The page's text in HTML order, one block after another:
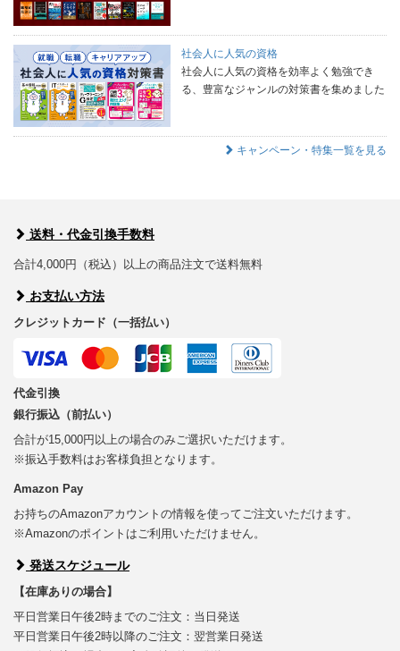
社会人に人気の資格
社会人に人気の資格を効率よく勉強でき
る、豊富なジャンルの対策書を集めました
キャンペーン・特集一覧を見る
送料・代金引換手数料
合計4,000円（税込）以上の商品注文で送料無料
お支払い方法
クレジットカード（一括払い）
代金引換
銀行振込（前払い）
合計が15,000円以上の場合のみご選択いただけます。
※振込手数料はお客様負担となります。
Amazon Pay
お持ちのAmazonアカウントの情報を使ってご注文いただけます。
※Amazonのポイントはご利用いただけません。
発送スケジュール
【在庫ありの場合】
平日営業日午後2時までのご注文：当日発送
平日営業日午後2時以降のご注文：翌営業日発送